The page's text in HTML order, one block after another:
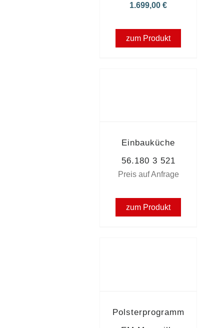
1.699,00€
zum Produkt
Einbauküche
56.180 3 521
Preis auf Anfrage
zum Produkt
Polsterprogramm